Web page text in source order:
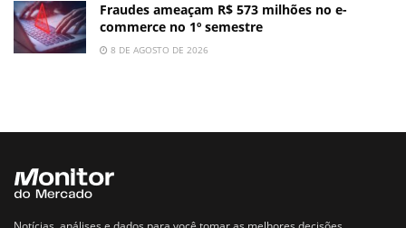
Fraudes ameaçam R$ 573 milhões no e-
commerce no 1º semestre
8 DE AGOSTO DE 2026